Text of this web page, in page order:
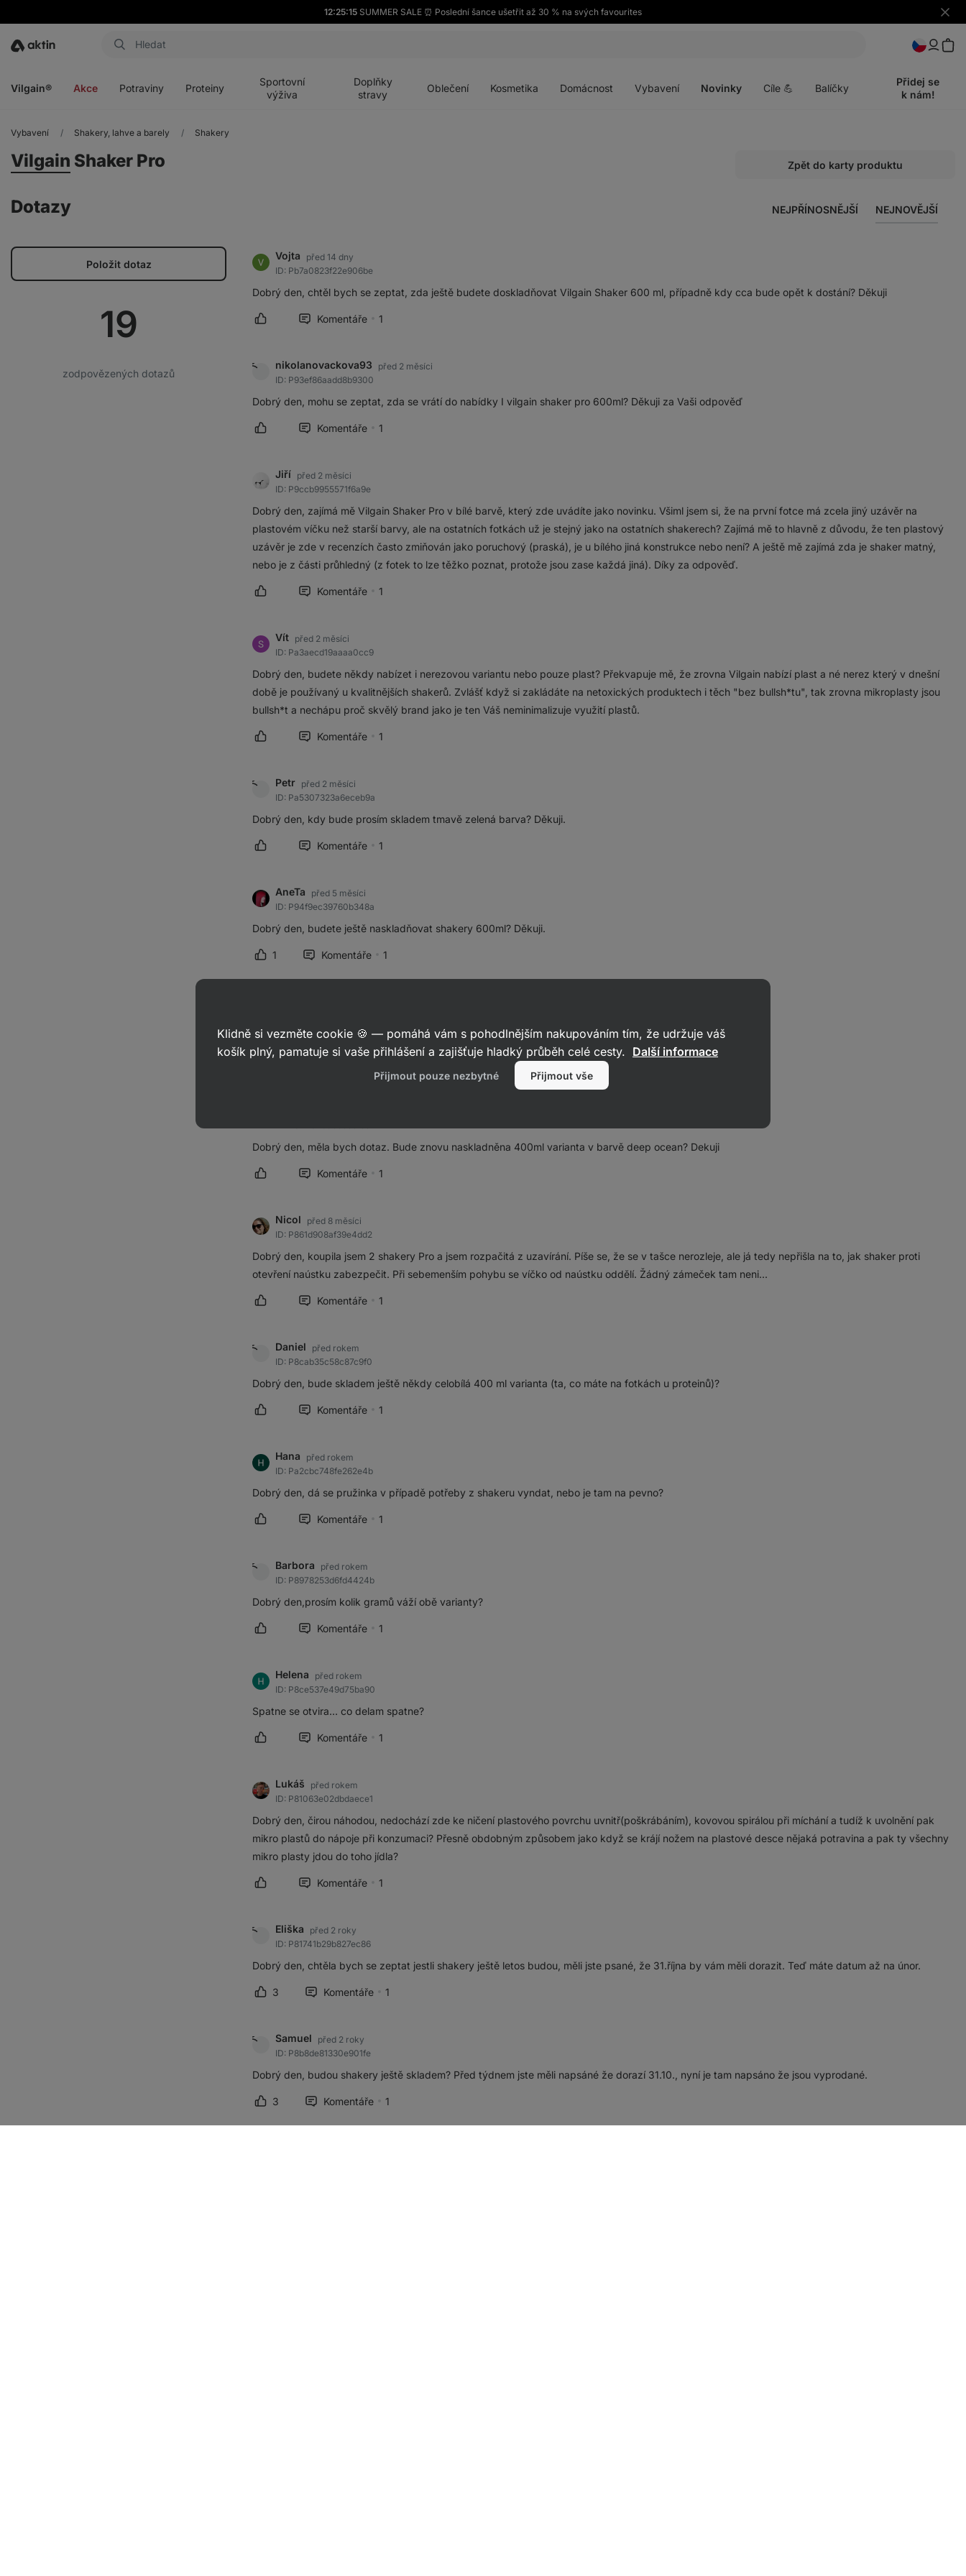
12:25:15 SUMMER SALE ⏰ Poslední šance ušetřit až 30 % na svých favourites
Skrýt
Aktin
Vilgain® Akce Potraviny Proteiny
Sportovní
výživa
Doplňky
stravy
Oblečení Kosmetika Domácnost Vybavení Novinky Cíle 💪 Balíčky
Přidej se
k nám!
Vybavení Shakery, lahve a barely Shakery
Vilgain Shaker Pro Zpět do karty produktu
Dotazy NEJPŘÍNOSNĚJŠÍ NEJNOVĚJŠÍ
Položit dotaz
19
zodpovězených dotazů
Vojta
před 14 dny
ID: Pb7a0823f22e906be
Dobrý den, chtěl bych se zeptat, zda ještě budete doskladňovat Vilgain Shaker 600 ml, případně kdy cca bude opět k dostání? Děkuji
Označit příspěvek jako přínosný
Komentáře 1
nikolanovackova93
před 2 měsíci
ID: P93ef86aadd8b9300
Dobrý den, mohu se zeptat, zda se vrátí do nabídky I vilgain shaker pro 600ml? Děkuji za Vaši odpověď
Označit příspěvek jako přínosný
Komentáře 1
Jiří před 2 měsíci
ID: P9ccb9955571f6a9e
Dobrý den, zajímá mě Vilgain Shaker Pro v bílé barvě, který zde uvádíte jako novinku. Všiml jsem si, že na první fotce má zcela jiný uzávěr na
plastovém víčku než starší barvy, ale na ostatních fotkách už je stejný jako na ostatních shakerech? Zajímá mě to hlavně z důvodu, že ten plastový
uzávěr je zde v recenzích často zmiňován jako poruchový (praská), je u bílého jiná konstrukce nebo není? A ještě mě zajímá zda je shaker matný,
nebo je z části průhledný (z fotek to lze těžko poznat, protože jsou zase každá jiná). Díky za odpověď.
Označit příspěvek jako přínosný
Komentáře 1
Vít před 2 měsíci
ID: Pa3aecd19aaaa0cc9
Dobrý den, budete někdy nabízet i nerezovou variantu nebo pouze plast? Překvapuje mě, že zrovna Vilgain nabízí plast a né nerez který v dnešní
době je používaný u kvalitnějších shakerů. Zvlášť když si zakládáte na netoxických produktech i těch "bez bullsh*tu", tak zrovna mikroplasty jsou
bullsh*t a nechápu proč skvělý brand jako je ten Váš neminimalizuje využití plastů.
Označit příspěvek jako přínosný
Komentáře 1
Petr před 2 měsíci
ID: Pa5307323a6eceb9a
Dobrý den, kdy bude prosím skladem tmavě zelená barva? Děkuji.
Označit příspěvek jako přínosný
Komentáře 1
AneTa
před 5 měsíci
ID: P94f9ec39760b348a
Dobrý den, budete ještě naskladňovat shakery 600ml? Děkuji.
Označit příspěvek jako přínosný
1 Komentáře 1
Je mi to lito, koupila jsem si 600ml a protéká mi. At dam i méně vody, stejně mam v tašce pokaždé mokro. 😑
Označit příspěvek jako přínosný
Dobrý den, měla bych dotaz. Bude znovu naskladněna 400ml varianta v barvě deep ocean? Dekuji
Označit příspěvek jako přínosný
Komentáře 1
Nicol
před 8 měsíci
ID: P861d908af39e4dd2
Dobrý den, koupila jsem 2 shakery Pro a jsem rozpačitá z uzavírání. Píše se, že se v tašce nerozleje, ale já tedy nepřišla na to, jak shaker proti
otevření naústku zabezpečit. Při sebemenším pohybu se víčko od naústku oddělí. Žádný zámeček tam neni...
Označit příspěvek jako přínosný
Komentáře 1
Daniel
před rokem
ID: P8cab35c58c87c9f0
Dobrý den, bude skladem ještě někdy celobílá 400 ml varianta (ta, co máte na fotkách u proteinů)?
Označit příspěvek jako přínosný
Komentáře 1
Hana
před rokem
ID: Pa2cbc748fe262e4b
Dobrý den, dá se pružinka v případě potřeby z shakeru vyndat, nebo je tam na pevno?
Označit příspěvek jako přínosný
Komentáře 1
Barbora
před rokem
ID: P8978253d6fd4424b
Dobrý den,prosím kolik gramů váží obě varianty?
Označit příspěvek jako přínosný
Komentáře 1
Helena
před rokem
ID: P8ce537e49d75ba90
Spatne se otvira… co delam spatne?
Označit příspěvek jako přínosný
Komentáře 1
Lukáš
před rokem
ID: P81063e02dbdaece1
Dobrý den, čirou náhodou, nedochází zde ke ničení plastového povrchu uvnitř(poškrábáním), kovovou spirálou při míchání a tudíž k uvolnění pak
mikro plastů do nápoje při konzumaci? Přesně obdobným způsobem jako když se krájí nožem na plastové desce nějaká potravina a pak ty všechny
mikro plasty jdou do toho jídla?
Označit příspěvek jako přínosný
Komentáře 1
Eliška
před 2 roky
ID: P81741b29b827ec86
Dobrý den, chtěla bych se zeptat jestli shakery ještě letos budou, měli jste psané, že 31.října by vám měli dorazit. Teď máte datum až na únor.
Označit příspěvek jako přínosný
3 Komentáře 1
Samuel
před 2 roky
ID: P8b8de81330e901fe
Dobrý den, budou shakery ještě skladem? Před týdnem jste měli napsáné že dorazí 31.10., nyní je tam napsáno že jsou vyprodané.
Označit příspěvek jako přínosný
3 Komentáře 1
Klidně si vezměte cookie 🍪 — pomáhá vám s pohodlnějším nakupováním tím, že udržuje váš
košík plný, pamatuje si vaše přihlášení a zajišťuje hladký průběh celé cesty. Další informace
Přijmout pouze nezbytné Přijmout vše